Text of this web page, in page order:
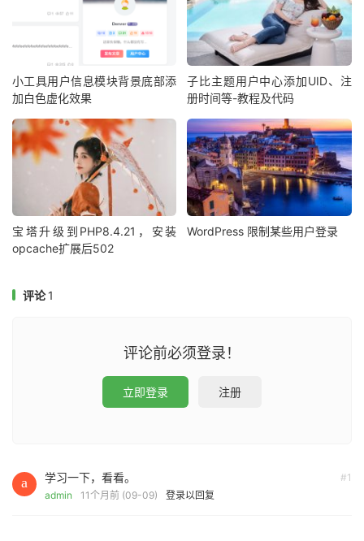
小工具用户信息模块背景底部添
加白色虚化效果
子比主题用户中心添加UID、注
册时间等-教程及代码
宝塔升级到PHP8.4.21，安装
opcache扩展后502
WordPress 限制某些用户登录
评论1
评论前必须登录！
立即登录 注册
#1
学习一下，看看。
admin 11个月前 (09-09) 登录以回复